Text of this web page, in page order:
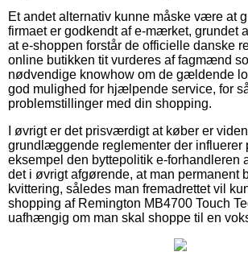
Et andet alternativ kunne måske være at
firmaet er godkendt af e-mærket, grundet
at e-shoppen forstår de officielle danske
online butikken tit vurderes af fagmænd
nødvendige knowhow om de gældende
god mulighed for hjælpende service, for
problemstillinger med din shopping.
I øvrigt er det prisværdigt at køber er
grundlæggende reglementer der influerer
eksempel den byttepolitik e-forhandleren
det i øvrigt afgørende, at man permanent
kvittering, således man fremadrettet vil
shopping af Remington MB4700 Touch
uafhængig om man skal shoppe til en